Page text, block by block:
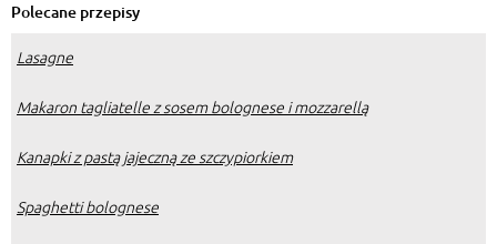
Polecane przepisy
Lasagne
Makaron tagliatelle z sosem bolognese i mozzarellą
Kanapki z pastą jajeczną ze szczypiorkiem
Spaghetti bolognese